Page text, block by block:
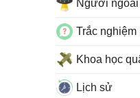
Người ngoài
Trắc nghiệm
Khoa học
Lịch sử